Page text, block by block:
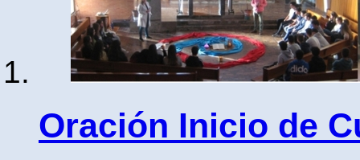
Oración Inicio de